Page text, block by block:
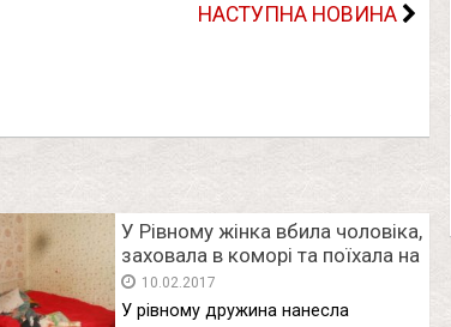
НАСТУПНА НОВИНА
У Рівному жінка вбила чоловіка,
заховала в коморі та поїхала на
відпочинок в Єгипет (відео)
10.02.2017
У рівному дружина нанесла